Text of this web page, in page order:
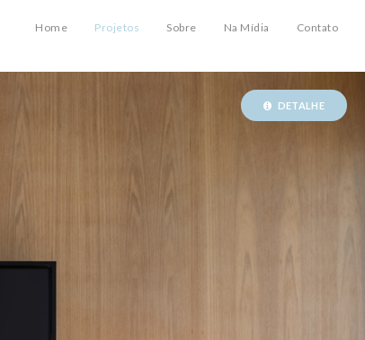
Home Projetos Sobre Na Mídia Contato
DETALHE